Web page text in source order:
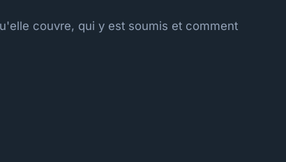
couvre, qui y est soumis et comment